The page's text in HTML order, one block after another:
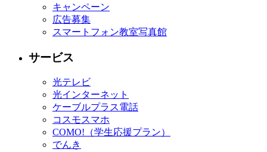
キャンペーン
広告募集
スマートフォン教室写真館
サービス
光テレビ
光インターネット
ケーブルプラス電話
コスモスマホ
COMO!（学生応援プラン）
でんき